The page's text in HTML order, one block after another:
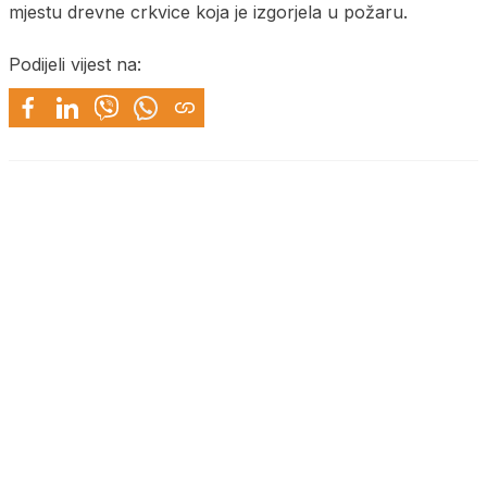
mjestu drevne crkvice koja je izgorjela u požaru.
Podijeli vijest na: